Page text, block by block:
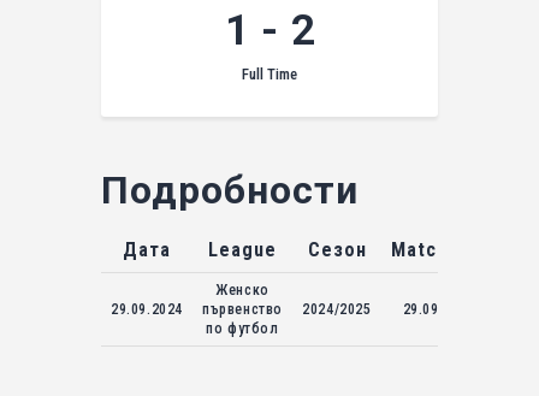
1 - 2
Full Time
Подробности
Дата League Сезон Match Day
29.09.2024
Женско
първенство
по футбол
2024/2025 29.09.2024